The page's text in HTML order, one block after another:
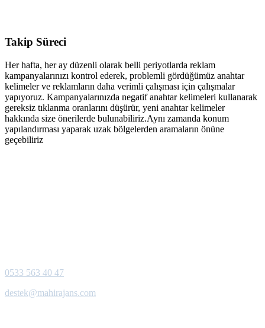
Takip Süreci
Her hafta, her ay düzenli olarak belli periyotlarda reklam
kampanyalarınızı kontrol ederek, problemli gördüğümüz anahtar
kelimeler ve reklamların daha verimli çalışması için çalışmalar
yapıyoruz. Kampanyalarınızda negatif anahtar kelimeleri kullanarak
gereksiz tıklanma oranlarını düşürür, yeni anahtar kelimeler
hakkında size önerilerde bulunabiliriz.Aynı zamanda konum
yapılandırması yaparak uzak bölgelerden aramaların önüne
geçebiliriz
0533 563 40 47
destek@mahirajans.com